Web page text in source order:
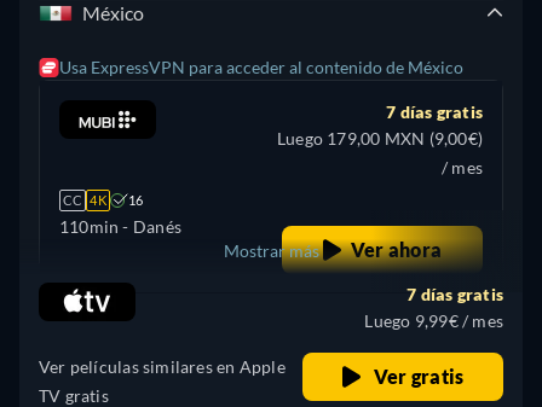
México
Usa ExpressVPN para acceder al contenido de México
CC 4K 16
110min - Danés
7 días gratis
Luego 179,00 MXN (9,00€)
/ mes
Ver ahora
Argentina
Mostrar más
Ver películas similares en Apple
TV gratis
7 días gratis
Luego 9,99€ / mes
Ver gratis